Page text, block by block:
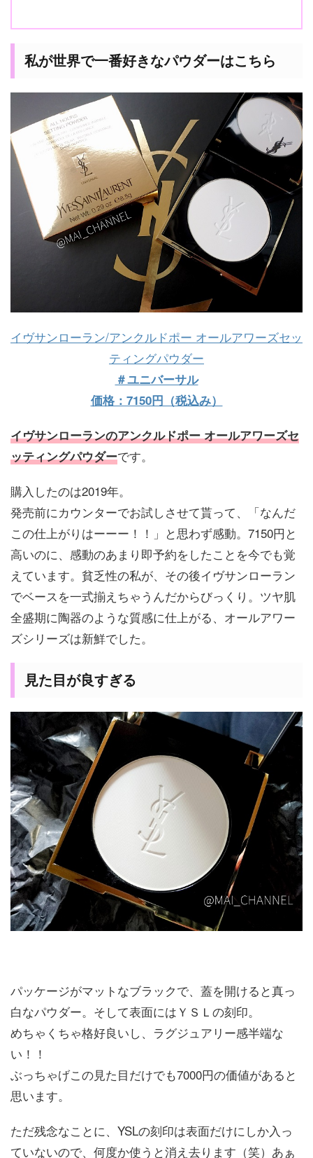
私が世界で一番好きなパウダーはこちら
イ ヴサンローラン/アンクルドポー オールアワーズセッ
ティングパウダー
＃ユニバーサル
価格：7150円（税込み）
イヴサンローランのアンクルドポー オールアワーズセ
ッティングパウダーです。
購入したのは2019年。
発売前にカウンターでお試しさせて貰って、「なんだ
この仕上がりはーーー！！」と思わず感動。7150円と
高いのに、感動のあまり即予約をしたことを今でも覚
えています。貧乏性の私が、その後イヴサンローラン
でベースを一式揃えちゃうんだからびっくり。ツヤ肌
全盛期に陶器のような質感に仕上がる、オールアワー
ズシリーズは新鮮でした。
見た目が良すぎる
パッケージがマットなブラックで、蓋を開けると真っ
白なパウダー。そして表面にはＹＳＬの刻印。
めちゃくちゃ格好良いし、ラグジュアリー感半端な
い！！
ぶっちゃげこの見た目だけでも7000円の価値があると
思います。
ただ残念なことに、YSLの刻印は表面だけにしか入っ
ていないので、何度か使うと消え去ります（笑）あぁ